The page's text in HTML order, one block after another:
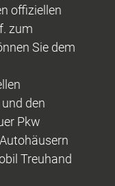
offiziellen
zum
Sie dem
den
Pkw
Treuhand